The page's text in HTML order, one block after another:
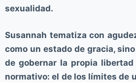
sexualidad.
Susannah tematiza con
como un estado de gracia,
de gobernar la propia
normativo: el de los límites de